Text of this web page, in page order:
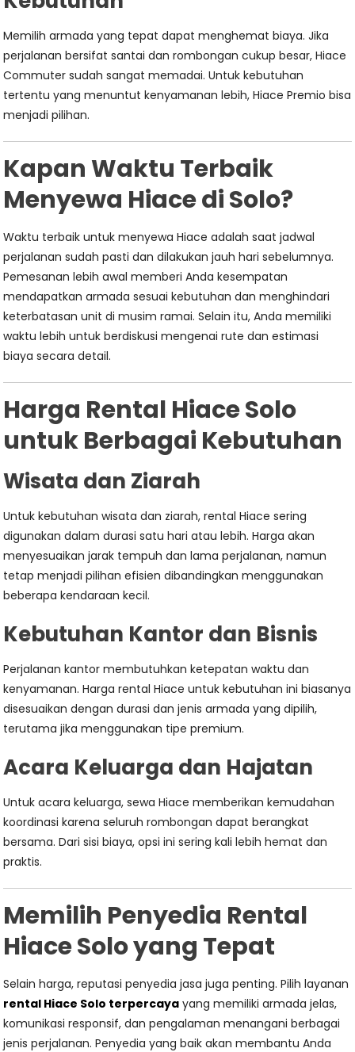
Memilih armada yang tepat dapat menghemat biaya. Jika
perjalanan bersifat santai dan rombongan cukup besar, Hiace
Commuter sudah sangat memadai. Untuk kebutuhan
tertentu yang menuntut kenyamanan lebih, Hiace Premio bisa
menjadi pilihan.
Kapan Waktu Terbaik
Menyewa Hiace di Solo?
Waktu terbaik untuk menyewa Hiace adalah saat jadwal
perjalanan sudah pasti dan dilakukan jauh hari sebelumnya.
Pemesanan lebih awal memberi Anda kesempatan
mendapatkan armada sesuai kebutuhan dan menghindari
keterbatasan unit di musim ramai. Selain itu, Anda memiliki
waktu lebih untuk berdiskusi mengenai rute dan estimasi
biaya secara detail.
Harga Rental Hiace Solo
untuk Berbagai Kebutuhan
Wisata dan Ziarah
Untuk kebutuhan wisata dan ziarah, rental Hiace sering
digunakan dalam durasi satu hari atau lebih. Harga akan
menyesuaikan jarak tempuh dan lama perjalanan, namun
tetap menjadi pilihan efisien dibandingkan menggunakan
beberapa kendaraan kecil.
Kebutuhan Kantor dan Bisnis
Perjalanan kantor membutuhkan ketepatan waktu dan
kenyamanan. Harga rental Hiace untuk kebutuhan ini biasanya
disesuaikan dengan durasi dan jenis armada yang dipilih,
terutama jika menggunakan tipe premium.
Acara Keluarga dan Hajatan
Untuk acara keluarga, sewa Hiace memberikan kemudahan
koordinasi karena seluruh rombongan dapat berangkat
bersama. Dari sisi biaya, opsi ini sering kali lebih hemat dan
praktis.
Memilih Penyedia Rental
Hiace Solo yang Tepat
Selain harga, reputasi penyedia jasa juga penting. Pilih layanan
rental Hiace Solo terpercaya yang memiliki armada jelas,
komunikasi responsif, dan pengalaman menangani berbagai
jenis perjalanan. Penyedia yang baik akan membantu Anda